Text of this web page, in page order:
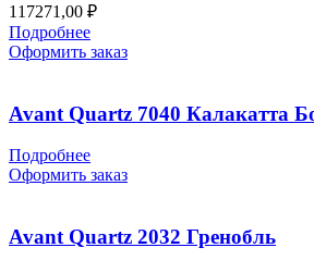
117271,00 ₽
Подробнее
Оформить заказ
Avant Quartz 7040 Калакатта
Подробнее
Оформить заказ
Avant Quartz 2032 Гренобль